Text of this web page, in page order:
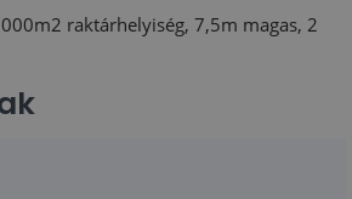
raktárhelyiség, 7,5m magas, 2